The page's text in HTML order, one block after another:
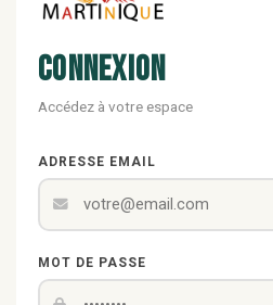
Connexion
Accédez à votre espace
ADRESSE EMAIL
MOT DE PASSE